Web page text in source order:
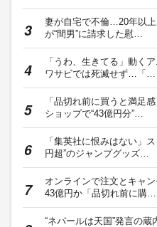
妻が自宅で不倫…20年以
が“間男”に請求した慰…
「うわ、生きてる」動く
ワサビでは死滅せず…「…
「品切れ前に買うと満足
ショップで“43億円分”…
「集英社に恨みはない」
円超”のジャンプグッズ…
オンラインで注文とキャ
43億円か「品切れ前に購…
“ネパールは天国”発言の